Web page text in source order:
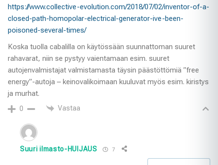
https://www.collective-evolution.com/2018/07/02/inventor-of-a-
closed-path-homopolar-electrical-generator-ive-been-
poisoned-several-times/
Koska tuolla cabalilla on käytössään suunnattoman suuret
rahavarat, niin se pystyy vaientamaan esim. suuret
autojenvalmistajat valmistamasta täysin päästöttömiä ”free
energy”-autoja – keinovalikoimaan kuuluvat myös esim. kiristys
ja murhat.
0 Vastaa
Suuri ilmasto-HUIJAUS 7